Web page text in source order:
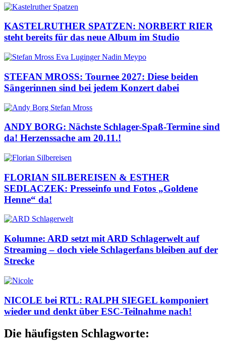
KASTELRUTHER SPATZEN: NORBERT RIER
steht bereits für das neue Album im Studio
STEFAN MROSS: Tournee 2027: Diese beiden
Sängerinnen sind bei jedem Konzert dabei
ANDY BORG: Nächste Schlager-Spaß-Termine sind
da! Herzenssache am 20.11.!
FLORIAN SILBEREISEN & ESTHER
SEDLACZEK: Presseinfo und Fotos „Goldene
Henne“ da!
Kolumne: ARD setzt mit ARD Schlagerwelt auf
Streaming – doch viele Schlagerfans bleiben auf der
Strecke
NICOLE bei RTL: RALPH SIEGEL komponiert
wieder und denkt über ESC-Teilnahme nach!
Die häufigsten Schlagworte: